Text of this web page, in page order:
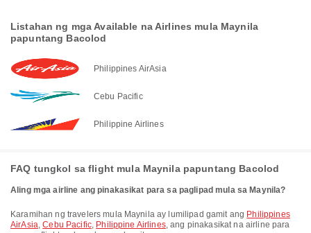
Listahan ng mga Available na Airlines mula Maynila
papuntang Bacolod
Philippines AirAsia
Cebu Pacific
Philippine Airlines
FAQ tungkol sa flight mula Maynila papuntang Bacolod
Aling mga airline ang pinakasikat para sa paglipad mula sa Maynila?
Karamihan ng travelers mula Maynila ay lumilipad gamit ang Philippines
AirAsia,Cebu Pacific, Philippine Airlines, ang pinakasikat na airline para